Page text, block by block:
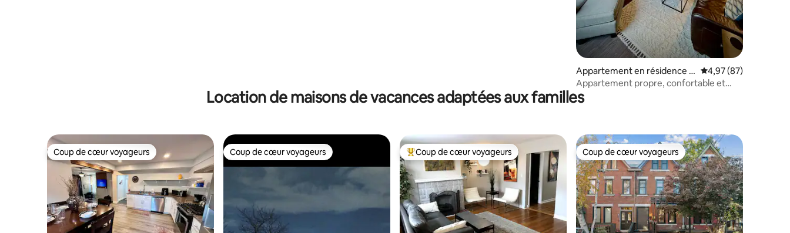
Appartement en résidence ⋅
Pittsburgh
Évaluation moyenne
4,97 (87)
Appartement propre, confortable et
accessible à pied avec des améliorations
de luxe
Location de maisons de vacances adaptées aux familles
Coup de cœur voyageurs
Coup de cœur voyageurs Coup de cœur voyageurs
Coup de cœur voyageurs Coups de cœur voyageurs les plus appréciés
Coup de cœur voyageurs Coup de cœur voyageurs
Coup de cœur voyageurs